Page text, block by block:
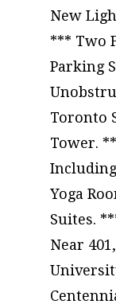
New
*** Two
Parking
Toronto
Tower.
Yoga
Suites.
Near